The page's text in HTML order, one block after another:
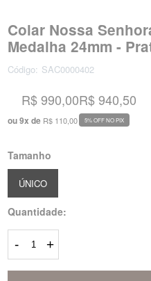
Colar Nossa
Medalha 24mm -
Código: SAC0000402
R$ 990,00
ou9x de R$ 110,00
R$ 940,50
5% OFF NO PIX
Tamanho
ÚNICO
Quantidade:
- +